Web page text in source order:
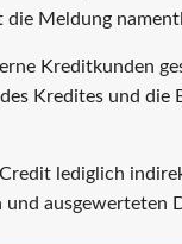
die Meldung
Kreditkunden
Kredites und die
lediglich
und ausgewerteten